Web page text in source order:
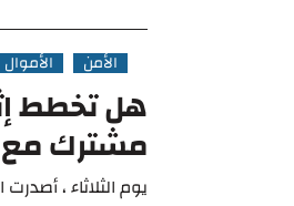
الأمن الأموال
هل تخطط
مشترك مع
يوم الثلاثاء ،